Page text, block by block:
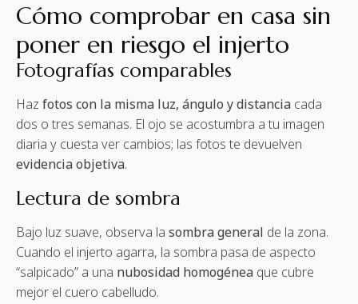
Cómo comprobar en casa sin
poner en riesgo el injerto
Fotografías comparables
Haz fotos con la misma luz, ángulo y distancia cada
dos o tres semanas. El ojo se acostumbra a tu imagen
diaria y cuesta ver cambios; las fotos te devuelven
evidencia objetiva.
Lectura de sombra
Bajo luz suave, observa la sombra general de la zona.
Cuando el injerto agarra, la sombra pasa de aspecto
“salpicado” a una nubosidad homogénea que cubre
mejor el cuero cabelludo.